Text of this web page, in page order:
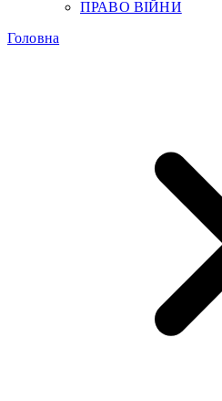
ПРАВО ВІЙНИ
Головна